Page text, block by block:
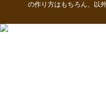
の作り方はもちろん、以